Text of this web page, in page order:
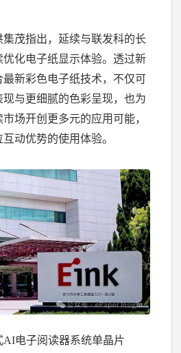
茂指出，延续与联发科的长
化电子纸显示体验。透过新
新彩色电子纸技术，不仅可
与更细腻的色彩呈现，也为
场开创更多元的应用可能，
动优势的使用体验。
AI电子阅读器系统单晶片